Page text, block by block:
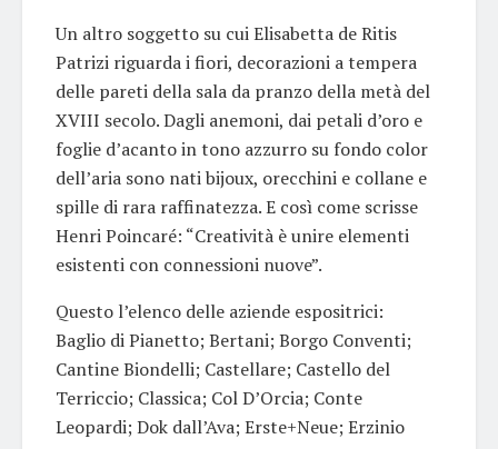
Un altro soggetto su cui Elisabetta de Ritis
Patrizi riguarda i fiori, decorazioni a tempera
delle pareti della sala da pranzo della metà del
XVIII secolo. Dagli anemoni, dai petali d’oro e
foglie d’acanto in tono azzurro su fondo color
dell’aria sono nati bijoux, orecchini e collane e
spille di rara raffinatezza. E così come scrisse
Henri Poincaré: “Creatività è unire elementi
esistenti con connessioni nuove”.
Questo l’elenco delle aziende espositrici:
Baglio di Pianetto; Bertani; Borgo Conventi;
Cantine Biondelli; Castellare; Castello del
Terriccio; Classica; Col D’Orcia; Conte
Leopardi; Dok dall’Ava; Erste+Neue; Erzinio